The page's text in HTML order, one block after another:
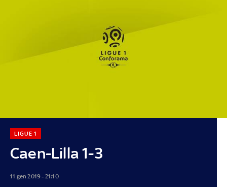
Caen-Lilla 1-3
LIGUE 1
11 gen 2019 - 21:10